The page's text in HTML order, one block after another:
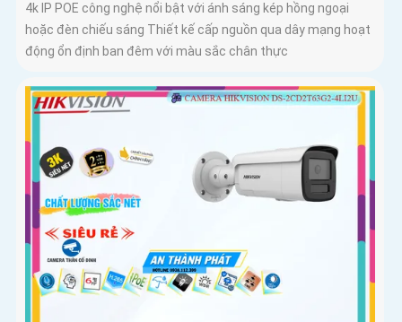
4k IP POE công nghệ nổi bật với ánh sáng kép hồng ngoại
hoặc đèn chiếu sáng Thiết kế cấp nguồn qua dây mạng hoạt
động ổn định ban đêm với màu sắc chân thực